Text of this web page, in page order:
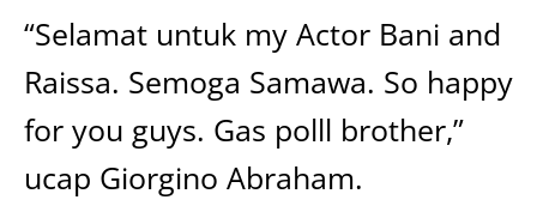
“Selamat untuk my Actor Bani and
Raissa. Semoga Samawa. So happy
for you guys. Gas polll brother,”
ucap Giorgino Abraham.